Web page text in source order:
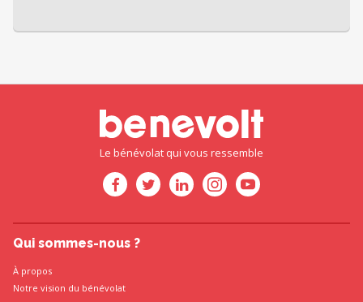
Le bénévolat qui vous ressemble
Qui sommes-nous ?
À propos
Notre vision du bénévolat